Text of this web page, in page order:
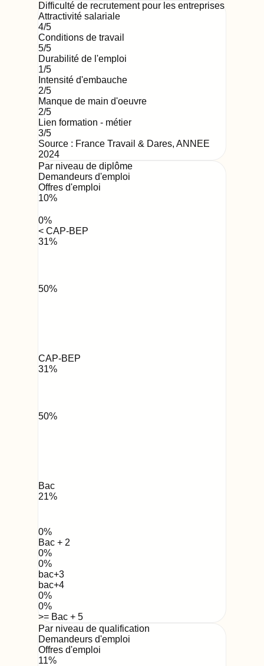
Difficulté de recrutement pour les entreprises
Attractivité salariale
4/5
Conditions de travail
5/5
Durabilité de l'emploi
1/5
Intensité d'embauche
2/5
Manque de main d'oeuvre
2/5
Lien formation - métier
3/5
Source : France Travail & Dares, ANNEE
2024
Par niveau de diplôme
Demandeurs d'emploi
Offres d'emploi
10%
0%
< CAP-BEP
31%
50%
CAP-BEP
31%
50%
Bac
21%
0%
Bac + 2
0%
0%
bac+3
bac+4
0%
0%
>= Bac + 5
Par niveau de qualification
Demandeurs d'emploi
Offres d'emploi
11%